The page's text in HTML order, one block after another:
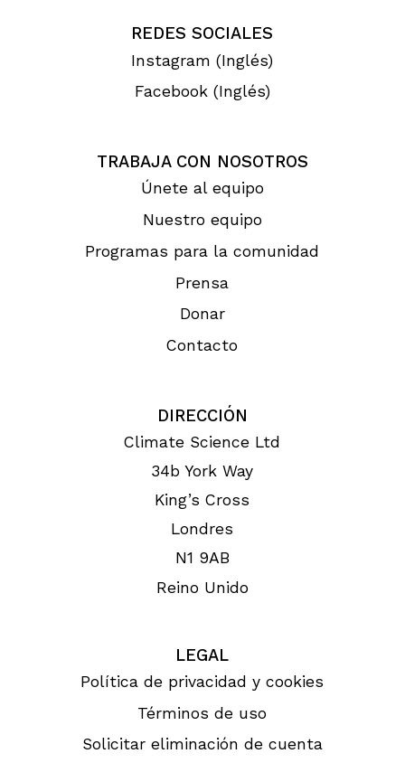
REDES SOCIALES
Instagram (Inglés)
Facebook (Inglés)
TRABAJA CON NOSOTROS
Únete al equipo
Nuestro equipo
Programas para la comunidad
Prensa
Donar
Contacto
DIRECCIÓN
Climate Science Ltd
34b York Way
King’s Cross
Londres
N1 9AB
Reino Unido
LEGAL
Política de privacidad y cookies
Términos de uso
Solicitar eliminación de cuenta